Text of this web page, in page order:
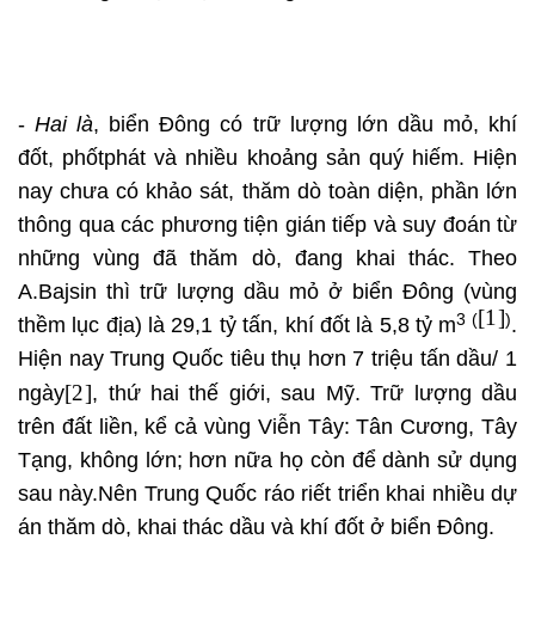
-Hai là, biển Đông có trữ lượng lớn dầu mỏ, khí
đốt, phốtphát và nhiều khoảng sản quý hiếm. Hiện
nay chưa có khảo sát, thăm dò toàn diện, phần lớn
thông qua các phương tiện gián tiếp và suy đoán từ
những vùng đã thăm dò, đang khai thác. Theo
A.Bajsin thì trữ lượng dầu mỏ ở biển Đông (vùng
thềm lục địa) là 29,1 tỷ tấn, khí đốt là 5,8 tỷ m3 ([1]).
Hiện nay Trung Quốc tiêu thụ hơn 7 triệu tấn dầu/ 1
ngày[2], thứ hai thế giới, sau Mỹ. Trữ lượng dầu
trên đất liền, kể cả vùng Viễn Tây: Tân Cương, Tây
Tạng, không lớn; hơn nữa họ còn để dành sử dụng
sau này.Nên Trung Quốc ráo riết triển khai nhiều dự
án thăm dò, khai thác dầu và khí đốt ở biển Đông.